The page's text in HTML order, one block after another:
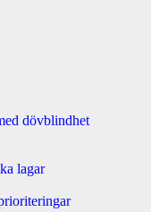
dövblindhet
lagar